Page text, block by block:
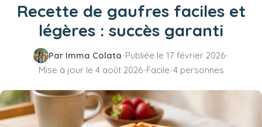
Recette de gaufres faciles et
légères : succès garanti
Par Imma Colata•Publiée le 17 février 2026•
Mise à jour le 4 août 2026•Facile•4 personnes